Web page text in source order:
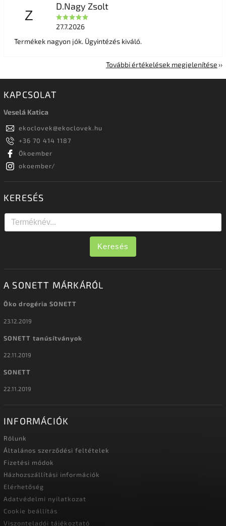
Z
D.Nagy Zsolt
27.7.2026
Termékek nagyon jók. Ügyintézés kiváló.
További értékelések megjelenítése
KAPCSOLAT
Veselá Katica
ekoclovek@ekoclovek.hu
+36 70 414 1187
Ökoember
okoember/
KERESÉS
Keresés
A SONETT MÁRKÁRÓL
Öko drogéria SONETT
23.12.2019
SONETT tanúsítványok
22.11.2019
SONETT
22.11.2019
INFORMÁCIÓK
Rólunk
Általános szerződési feltételek
Fizetési módok
Házhozszállítási információk
Elérhetőség
Adatvédelmi nyilatkozat
Cookie beállítás
Viszonteladói tájékoztató